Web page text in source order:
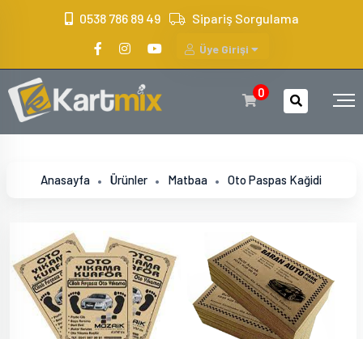
0538 786 89 49 Sipariş Sorgulama
Üye Girişi
0
Anasayfa Ürünler Matbaa Oto Paspas Kağidi